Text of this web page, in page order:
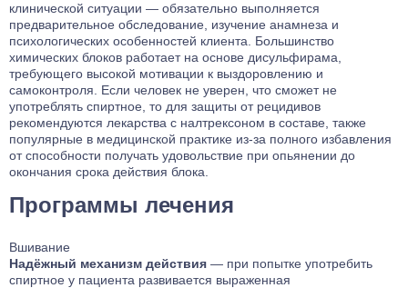
клинической ситуации — обязательно выполняется
предварительное обследование, изучение анамнеза и
психологических особенностей клиента. Большинство
химических блоков работает на основе дисульфирама,
требующего высокой мотивации к выздоровлению и
самоконтроля. Если человек не уверен, что сможет не
употреблять спиртное, то для защиты от рецидивов
рекомендуются лекарства с налтрексоном в составе, также
популярные в медицинской практике из-за полного избавления
от способности получать удовольствие при опьянении до
окончания срока действия блока.
Программы лечения
Вшивание
Надёжный механизм действия — при попытке употребить
спиртное у пациента развивается выраженная